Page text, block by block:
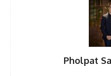
Pholpat